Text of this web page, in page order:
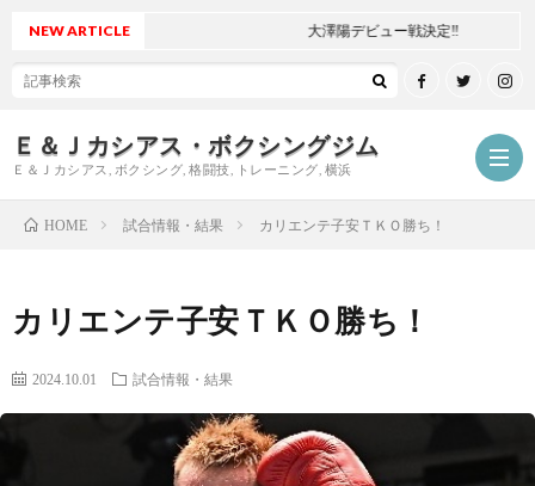
Ｅ＆Ｊカシアス・ボクシングジム
Ｅ＆Ｊカシアス, ボクシング, 格闘技, トレーニング, 横浜
に
挨
最
NEW ARTICLE 大澤陽デビュー戦決定‼
HOME 試合情報・結果 カリエンテ子安ＴＫＯ勝ち！
カリエンテ子安ＴＫＯ勝ち！
2024.10.01 試合情報・結果